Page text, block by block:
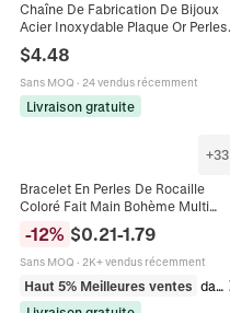
Chaîne De Fabrication De Bijoux
Acier Inoxydable Plaque Or Perles
Fleurs Tissées Colorées Pour
Collier Bracelet Fait Main DIY
$4.48
Sans MOQ · 24 vendus récemment
Livraison gratuite
+33
Bracelet En Perles De Rocaille
Coloré Fait Main Bohème Multi
Plage Ethniques Pour Femmes
Hommes Ajustable
-12% $0.21-1.79
Sans MOQ · 2K+ vendus récemment
Haut 5% Meilleures ventes